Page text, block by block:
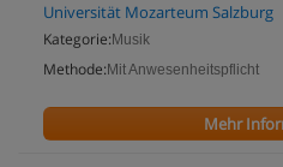
Universität Mozarteum Salzburg
Kategorie: Musik
Methode: Mit Anwesenheitspflicht
Mehr